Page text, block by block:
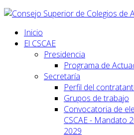
Inicio
El CSCAE
Presidencia
Programa de
Secretaría
Perfil del
Grupos de trabajo
Convocatoria de
CSCAE - Mandato
2029